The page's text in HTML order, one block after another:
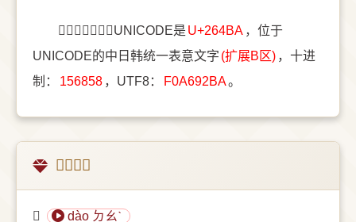
〔𦒺〕字统一码UNICODE是 U+264BA ，位于
UNICODE的中日韩统一表意文字 (扩展B区) ，十进
制：
156858 ，UTF8： F0A692BA。
𦒺的意思
𦒺 dào ㄉㄠˋ